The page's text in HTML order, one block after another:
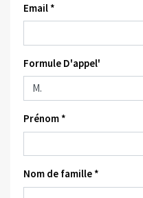
Email *
Formule D'appel'
Prénom *
Nom de famille *